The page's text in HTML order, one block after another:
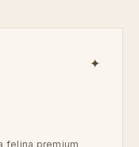
✦
felina premium